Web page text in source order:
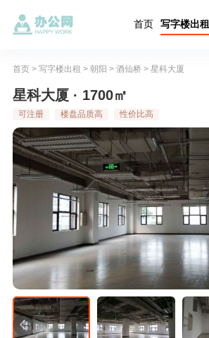
首页 写字楼出租
首页> 写字楼出租 > 朝阳 > 酒仙桥 > 星科大厦
星科大厦 · 1700㎡
可注册 楼盘品质高 性价比高